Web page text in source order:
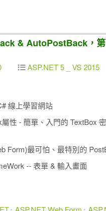
& AutoPostBack，
ASP.NET 5 _ VS 2015
線上學習網站
性 - 簡單、入門的 TextBox
Form)最可怕、最特別的
-- 表單 & 輸入畫面